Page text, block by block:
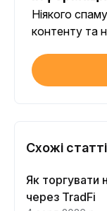
Ніякого
контенту та
Схожі статті
Як торгувати
через TradFi